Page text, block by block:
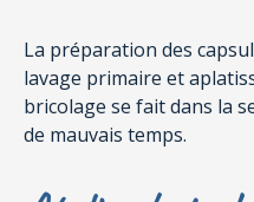
La préparation des
lavage primaire et
bricolage se fait dans la
de mauvais temps.